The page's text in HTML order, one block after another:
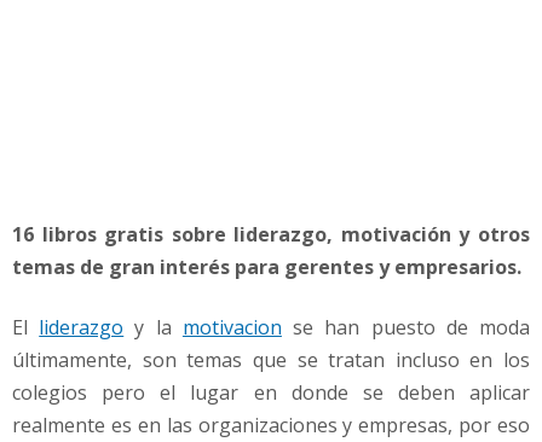
z
g
M
o
t
i
16 libros gratis sobre liderazgo, motivación y otros
temas de gran interés para gerentes y empresarios.
El liderazgo y la motivacion se han puesto de moda
últimamente, son temas que se tratan incluso en los
colegios pero el lugar en donde se deben aplicar
realmente es en las organizaciones y empresas, por eso